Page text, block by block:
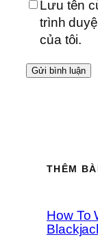
Lưu tên
trình
của tôi.
THÊM
How To